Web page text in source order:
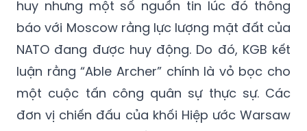
Dù không có bằng chứng thực tế do cuộc
tập trận của NATO là một cuộc diễn tập chỉ
huy nhưng một số nguồn tin lúc đó thông
báo với Moscow rằng lực lượng mặt đất của
NATO đang được huy động. Do đó, KGB kết
luận rằng “Able Archer” chính là vỏ bọc cho